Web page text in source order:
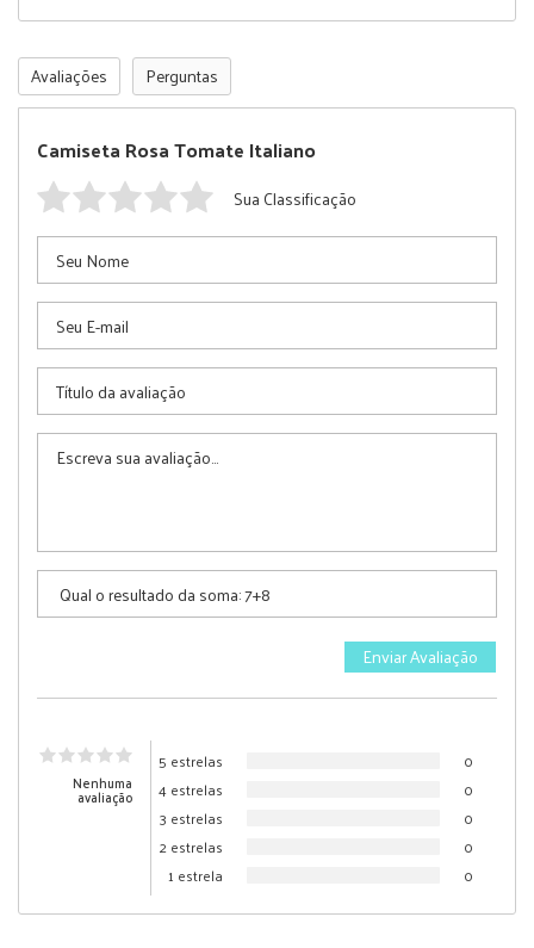
Avaliações Perguntas
Camiseta Rosa Tomate Italiano
Sua Classificação
Nenhuma
avaliação
5 estrelas
0
4 estrelas
0
3 estrelas
0
2 estrelas
0
1 estrela
0